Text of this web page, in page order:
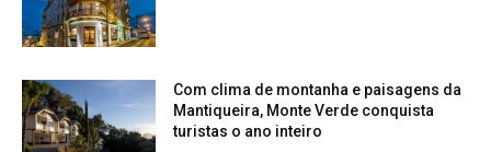
Com clima de montanha e paisagens da
Mantiqueira, Monte Verde conquista
turistas o ano inteiro